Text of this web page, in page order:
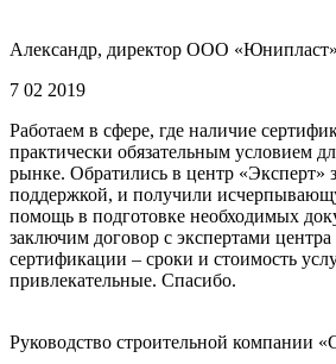
Александр, директор ООО «Юнипласт»
7 02 2019
Работаем в сфере, где наличие
практически обязательным условием
рынке. Обратились в центр «Эксперт»
поддержкой, и получили
помощь в подготовке необходимых
заключим договор с экспертами
сертификации – сроки и стоимость
привлекательные. Спасибо.
Руководство строительной компании